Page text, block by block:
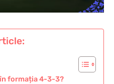
formația 4-3-3?